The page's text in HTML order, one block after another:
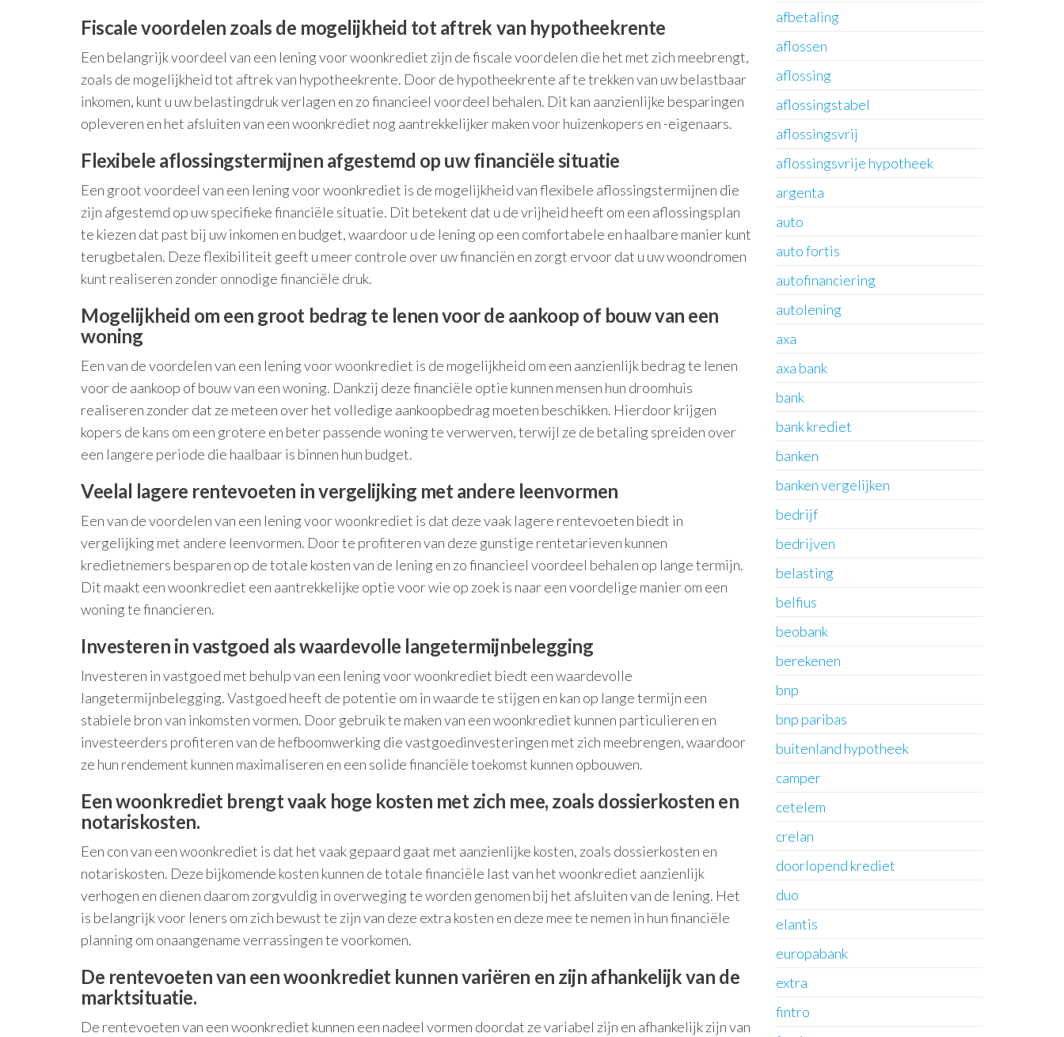
Fiscale voordelen zoals de mogelijkheid tot aftrek van hypotheekrente
Een belangrijk voordeel van een lening voor woonkrediet zijn de fiscale voordelen die het met zich meebrengt,
zoals de mogelijkheid tot aftrek van hypotheekrente. Door de hypotheekrente af te trekken van uw belastbaar
inkomen, kunt u uw belastingdruk verlagen en zo financieel voordeel behalen. Dit kan aanzienlijke besparingen
opleveren en het afsluiten van een woonkrediet nog aantrekkelijker maken voor huizenkopers en -eigenaars.
Flexibele aflossingstermijnen afgestemd op uw financiële situatie
Een groot voordeel van een lening voor woonkrediet is de mogelijkheid van flexibele aflossingstermijnen die
zijn afgestemd op uw specifieke financiële situatie. Dit betekent dat u de vrijheid heeft om een aflossingsplan
te kiezen dat past bij uw inkomen en budget, waardoor u de lening op een comfortabele en haalbare manier kunt
terugbetalen. Deze flexibiliteit geeft u meer controle over uw financiën en zorgt ervoor dat u uw woondromen
kunt realiseren zonder onnodige financiële druk.
Mogelijkheid om een groot bedrag te lenen voor de aankoop of bouw van een
woning
Een van de voordelen van een lening voor woonkrediet is de mogelijkheid om een aanzienlijk bedrag te lenen
voor de aankoop of bouw van een woning. Dankzij deze financiële optie kunnen mensen hun droomhuis
realiseren zonder dat ze meteen over het volledige aankoopbedrag moeten beschikken. Hierdoor krijgen
kopers de kans om een grotere en beter passende woning te verwerven, terwijl ze de betaling spreiden over
een langere periode die haalbaar is binnen hun budget.
Veelal lagere rentevoeten in vergelijking met andere leenvormen
Een van de voordelen van een lening voor woonkrediet is dat deze vaak lagere rentevoeten biedt in
vergelijking met andere leenvormen. Door te profiteren van deze gunstige rentetarieven kunnen
kredietnemers besparen op de totale kosten van de lening en zo financieel voordeel behalen op lange termijn.
Dit maakt een woonkrediet een aantrekkelijke optie voor wie op zoek is naar een voordelige manier om een
woning te financieren.
Investeren in vastgoed als waardevolle langetermijnbelegging
Investeren in vastgoed met behulp van een lening voor woonkrediet biedt een waardevolle
langetermijnbelegging. Vastgoed heeft de potentie om in waarde te stijgen en kan op lange termijn een
stabiele bron van inkomsten vormen. Door gebruik te maken van een woonkrediet kunnen particulieren en
investeerders profiteren van de hefboomwerking die vastgoedinvesteringen met zich meebrengen, waardoor
ze hun rendement kunnen maximaliseren en een solide financiële toekomst kunnen opbouwen.
Een woonkrediet brengt vaak hoge kosten met zich mee, zoals dossierkosten en
notariskosten.
Een con van een woonkrediet is dat het vaak gepaard gaat met aanzienlijke kosten, zoals dossierkosten en
notariskosten. Deze bijkomende kosten kunnen de totale financiële last van het woonkrediet aanzienlijk
verhogen en dienen daarom zorgvuldig in overweging te worden genomen bij het afsluiten van de lening. Het
is belangrijk voor leners om zich bewust te zijn van deze extra kosten en deze mee te nemen in hun financiële
planning om onaangename verrassingen te voorkomen.
De rentevoeten van een woonkrediet kunnen variëren en zijn afhankelijk van de
marktsituatie.
De rentevoeten van een woonkrediet kunnen een nadeel vormen doordat ze variabel zijn en afhankelijk zijn van
afbetaling
aflossen
aflossing
aflossingstabel
aflossingsvrij
aflossingsvrije hypotheek
argenta
auto
auto fortis
autofinanciering
autolening
axa
axa bank
bank
bank krediet
banken
banken vergelijken
bedrijf
bedrijven
belasting
belfius
beobank
berekenen
bnp
bnp paribas
buitenland hypotheek
camper
cetelem
crelan
doorlopend krediet
duo
elantis
europabank
extra
fintro